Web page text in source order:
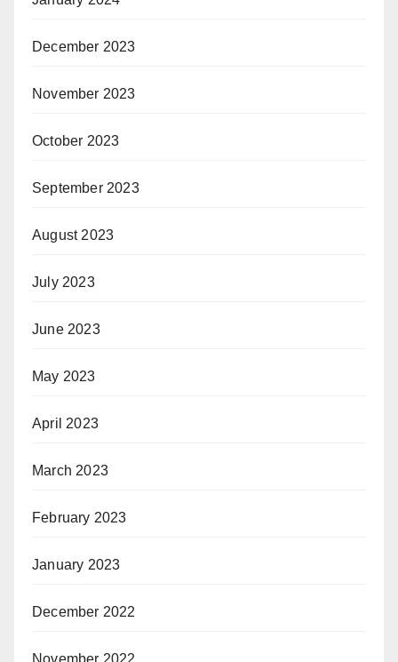
December 2023
November 2023
October 2023
September 2023
August 2023
July 2023
June 2023
May 2023
April 2023
March 2023
February 2023
January 2023
December 2022
November 2022